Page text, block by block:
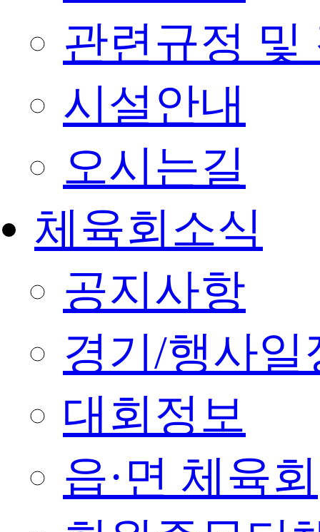
관련규정 및
시설안내
오시는길
체육회소식
공지사항
경기/행사일
대회정보
읍·면 체육회